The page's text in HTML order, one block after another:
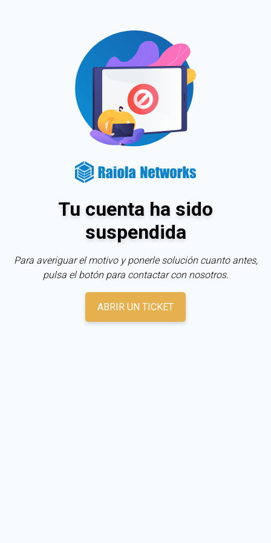
Tu cuenta ha sido
suspendida
Para averiguar el motivo y ponerle solución cuanto antes,
pulsa el botón para contactar con nosotros.
ABRIR UN TICKET